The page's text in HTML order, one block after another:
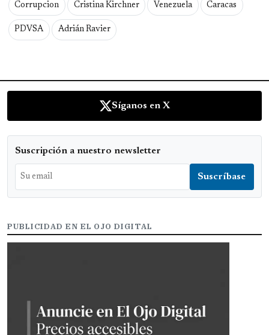
Corrupcion Cristina Kirchner Venezuela Caracas
PDVSA Adrián Ravier
Síganos en X
Suscripción a nuestro newsletter
PUBLICIDAD EN EL OJO DIGITAL